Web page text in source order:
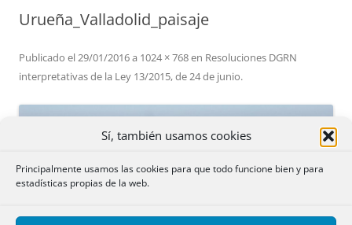
Sí, también usamos cookies
Principalmente usamos las cookies para que todo funcione bien y para
estadísticas propias de la web.
Urueña_Valladolid_paisaje
Publicado el29/01/2016a 1024 × 768en Resoluciones DGRN
interpretativas de la Ley 13/2015, de 24 de junio.